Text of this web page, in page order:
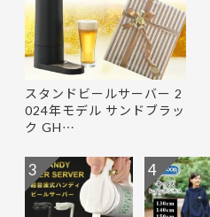
スタンドビールサーバー 2
024年モデル サンドブラッ
ク GH…
3 4